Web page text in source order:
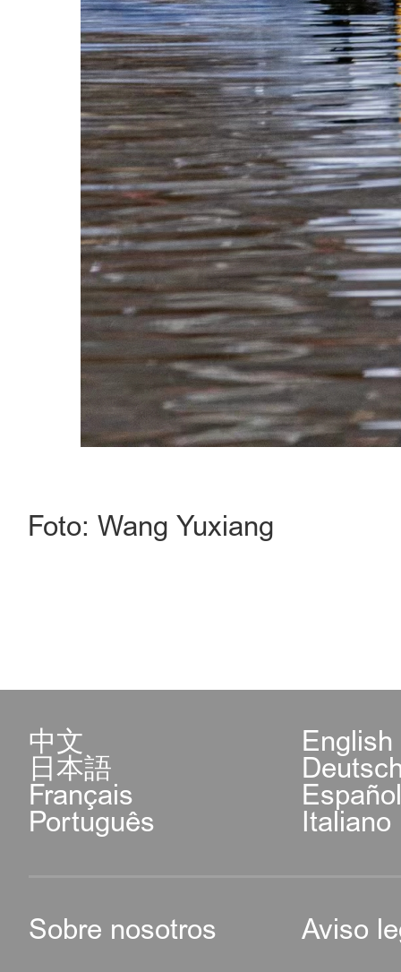
Foto: Wang Yuxiang
中文 English
日本語
Français
Português Italiano
Sobre nosotros Aviso